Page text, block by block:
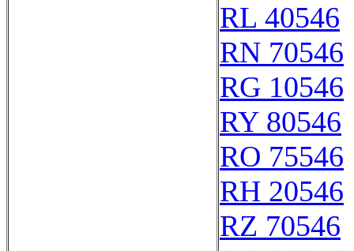
RL 40546
RN 70546
RG 10546
RY 80546
RO 75546
RH 20546
RZ 70546